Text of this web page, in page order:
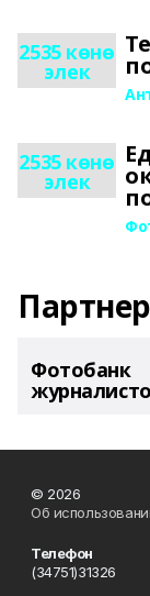
2535 көнө
элек
2535 көнө
элек
Фотобанк
© 2026
Об
Телефон
(34751)31326